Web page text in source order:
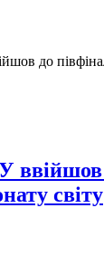
до
ввійшов
світу